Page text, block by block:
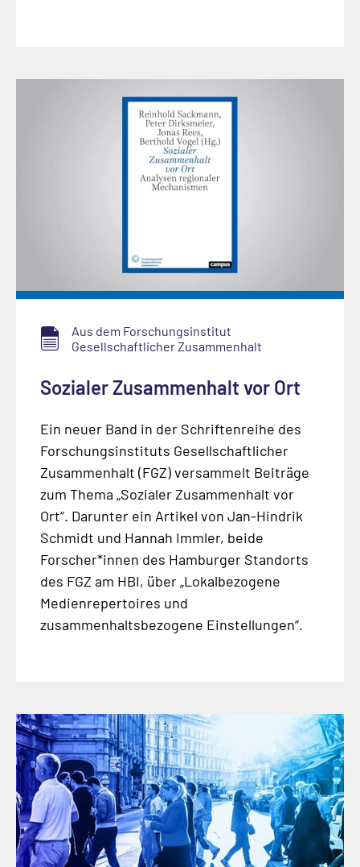
Aus dem Forschungsinstitut
Gesellschaftlicher Zusammenhalt
Sozialer Zusammenhalt vor Ort
Ein neuer Band in der Schriftenreihe des
Forschungsinstituts Gesellschaftlicher
Zusammenhalt (FGZ) versammelt Beiträge
zum Thema „Sozialer Zusammenhalt vor
Ort“. Darunter ein Artikel von Jan-Hindrik
Schmidt und Hannah Immler, beide
Forscher*innen des Hamburger Standorts
des FGZ am HBI, über „Lokalbezogene
Medienrepertoires und
zusammenhaltsbezogene Einstellungen“.